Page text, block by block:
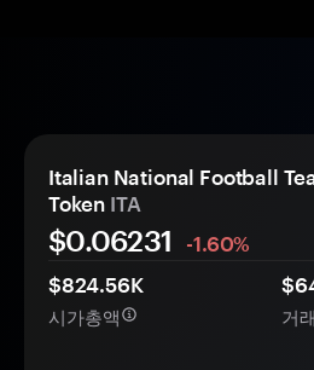
Italian National Football
Token ITA
$0.06231
-1.60%
$824.56K
시가총액 거